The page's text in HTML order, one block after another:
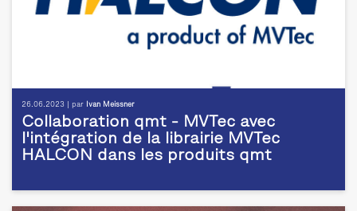
26.06.2023 | par Ivan Meissner
Collaboration qmt - MVTec avec
l'intégration de la librairie MVTec
HALCON dans les produits qmt